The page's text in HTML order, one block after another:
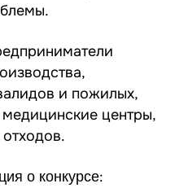
и пожилых,
центры,
о конкурсе: